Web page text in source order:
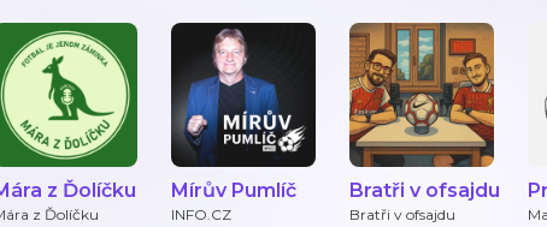
z Ďolíčku
z Ďolíčku
Mírův Pumlíč
INFO.CZ
Bratři v ofsajdu
Bratři v ofsajdu